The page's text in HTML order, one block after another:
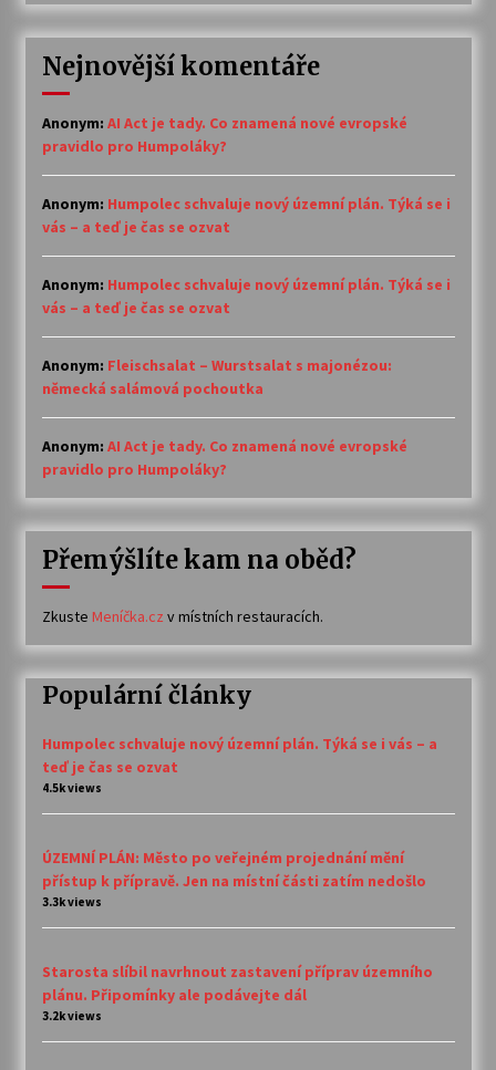
Nejnovější komentáře
Anonym: AI Act je tady. Co znamená nové evropské
pravidlo pro Humpoláky?
Anonym: Humpolec schvaluje nový územní plán. Týká se i
vás – a teď je čas se ozvat
Anonym: Humpolec schvaluje nový územní plán. Týká se i
vás – a teď je čas se ozvat
Anonym: Fleischsalat – Wurstsalat s majonézou:
německá salámová pochoutka
Anonym: AI Act je tady. Co znamená nové evropské
pravidlo pro Humpoláky?
Přemýšlíte kam na oběd?
Zkuste Meníčka.cz v místních restauracích.
Populární články
Humpolec schvaluje nový územní plán. Týká se i vás – a
teď je čas se ozvat
4.5k views
ÚZEMNÍ PLÁN: Město po veřejném projednání mění
přístup k přípravě. Jen na místní části zatím nedošlo
3.3k views
Starosta slíbil navrhnout zastavení příprav územního
plánu. Připomínky ale podávejte dál
3.2k views